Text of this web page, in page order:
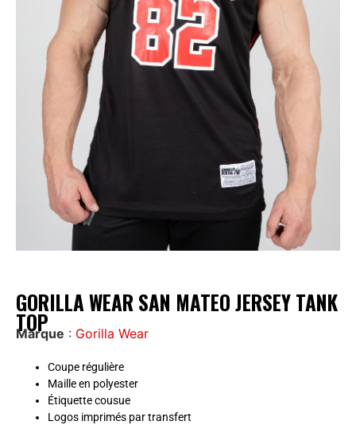
GORILLA WEAR SAN MATEO JERSEY TANK
TOP
Marque : Gorilla Wear
Coupe régulière
Maille en polyester
Étiquette cousue
Logos imprimés par transfert